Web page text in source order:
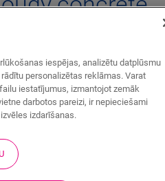
QSVSCOT40273
apdare
vinila grīdai
iespējas, analizētu datplūsmu
personalizētas reklāmas. Varat
iestatījumus, izmantojot zemāk
darbotos pareizi, ir nepieciešami
izdarīšanas.